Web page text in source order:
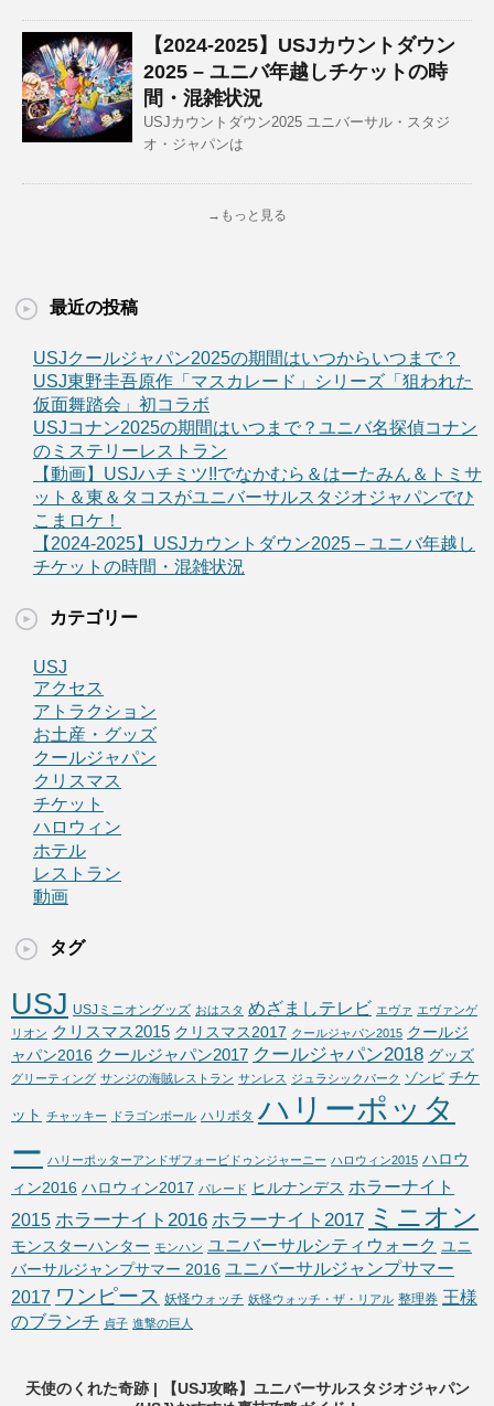
【2024-2025】USJカウントダウン
2025 – ユニバ年越しチケットの時
間・混雑状況
USJカウントダウン2025 ユニバーサル・スタジ
オ・ジャパンは
→もっと見る
最近の投稿
USJクールジャパン2025の期間はいつからいつまで？
USJ東野圭吾原作「マスカレード」シリーズ「狙われた
仮面舞踏会」初コラボ
USJコナン2025の期間はいつまで？ユニバ名探偵コナン
のミステリーレストラン
【動画】USJハチミツ!!でなかむら＆はーたみん＆トミサ
ット＆東＆タコスがユニバーサルスタジオジャパンでひ
こまロケ！
【2024-2025】USJカウントダウン2025 – ユニバ年越し
チケットの時間・混雑状況
カテゴリー
USJ
アクセス
アトラクション
お土産・グッズ
クールジャパン
クリスマス
チケット
ハロウィン
ホテル
レストラン
動画
タグ
USJ USJミニオングッズ おはスタ めざましテレビ エヴァ エヴァンゲ
リオン クリスマス2015 クリスマス2017 クールジャパン2015 クールジ
ャパン2016 クールジャパン2017 クールジャパン2018 グッズ
グリーティング サンジの海賊レストラン サンレス ジュラシックパーク ゾンビ チケ
ット チャッキー ドラゴンボール ハリポタ ハリーポッタ
ー ハリーポッターアンドザフォービドゥンジャーニー ハロウィン2015 ハロウ
ィン2016 ハロウィン2017 パレード ヒルナンデス ホラーナイト
2015 ホラーナイト2016 ホラーナイト2017 ミニオン
モンスターハンター モンハン ユニバーサルシティウォーク ユニ
バーサルジャンプサマー 2016 ユニバーサルジャンプサマー
2017 ワンピース 妖怪ウォッチ 妖怪ウォッチ・ザ・リアル 整理券 王様
のブランチ 貞子 進撃の巨人
天使のくれた奇跡 | 【USJ攻略】ユニバーサルスタジオジャパン